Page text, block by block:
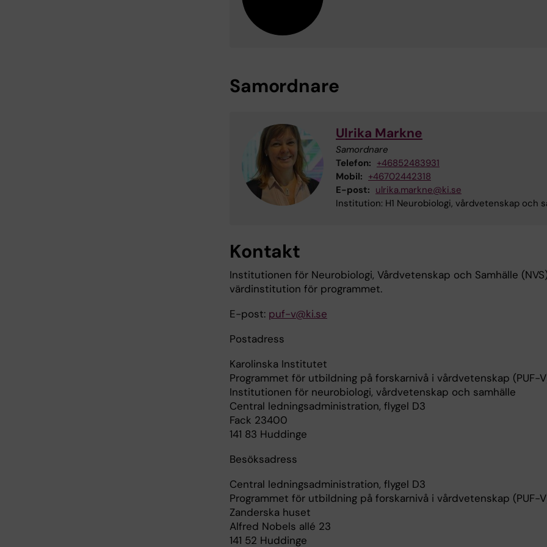
Samordnare
Ulrika Markne
Samordnare
Telefon: +46852483931
Mobil: +46702442318
E-post: ulrika.markne@ki.se
Institution: H1 Neurobiologi, vårdvetenskap och
Kontakt
Institutionen för Neurobiologi, Vårdvetenskap och Samhälle
värdinstitution för programmet.
E-post: puf-v@ki.se
Postadress
Karolinska Institutet
Programmet för utbildning på forskarnivå i vårdvetenskap (PUF-
Institutionen för neurobiologi, vårdvetenskap och samhälle
Central ledningsadministration, flygel D3
Fack 23400
141 83 Huddinge
Besöksadress
Central ledningsadministration, flygel D3
Programmet för utbildning på forskarnivå i vårdvetenskap (PUF-
Zanderska huset
Alfred Nobels allé 23
141 52 Huddinge